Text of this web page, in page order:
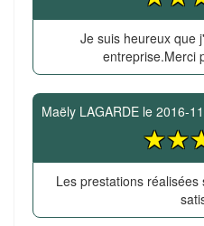
Je suis heureux que
entreprise.Merci
Maëly LAGARDE le 2016-
Les prestations